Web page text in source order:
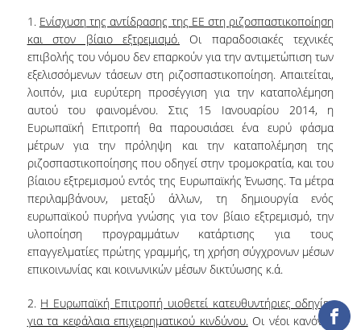
ΕΚΠΑΙΔΕΥΤΙΚΕΣ
ΠΑΡΟΥΣΙΑΣΕΙΣ -
ΕΚΔΗΛΩΣΕΙΣ
ΠΡΟΣΒΑΣΙΜΟΤΗΤΑ
ΕΡΓΑΛΕΙΑ
ΟΔΗΓΟΙ ΒΙΒΛΙΟΘΗΚΗΣ
ΒΙΒΛΙΟΜΕΤΡΙΑ
WOS
SCOPUS
GOOGLE SCHOLAR
1. Ενίσχυση της αντίδρασης της ΕΕ στη ριζοσπαστικοποίηση
και στον βίαιο εξτρεμισμό. Οι παραδοσιακές τεχνικές
επιβολής του νόμου δεν επαρκούν για την αντιμετώπιση των
εξελισσόμενων τάσεων στη ριζοσπαστικοποίηση. Απαιτείται,
λοιπόν, μια ευρύτερη προσέγγιση για την καταπολέμηση
αυτού του φαινομένου. Στις 15 Ιανουαρίου 2014, η
Ευρωπαϊκή Επιτροπή θα παρουσιάσει ένα ευρύ φάσμα
μέτρων για την πρόληψη και την καταπολέμηση της
ριζοσπαστικοποίησης που οδηγεί στην τρομοκρατία, και του
βίαιου εξτρεμισμού εντός της Ευρωπαϊκής Ένωσης. Τα μέτρα
περιλαμβάνουν, μεταξύ άλλων, τη δημιουργία ενός
ευρωπαϊκού πυρήνα γνώσης για τον βίαιο εξτρεμισμό, την
υλοποίηση προγραμμάτων κατάρτισης για τους
επαγγελματίες πρώτης γραμμής, τη χρήση σύγχρονων μέσων
επικοινωνίας και κοινωνικών μέσων δικτύωσης κ.ά.
2. Η Ευρωπαϊκή Επιτροπή υιοθετεί κατευθυντήριες οδηγίες
για τα κεφάλαια επιχειρηματικού κινδύνου.Οι νέοι κανόνες